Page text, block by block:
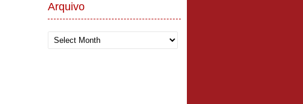
Arquivo
Arquivo